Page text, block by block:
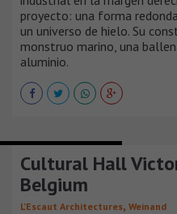
proyecto: una forma
un universo de hielo. Su
monstruo marino, una
aluminio.
Cultural Hall
Belgium
L’Escaut Architectures, Weinand